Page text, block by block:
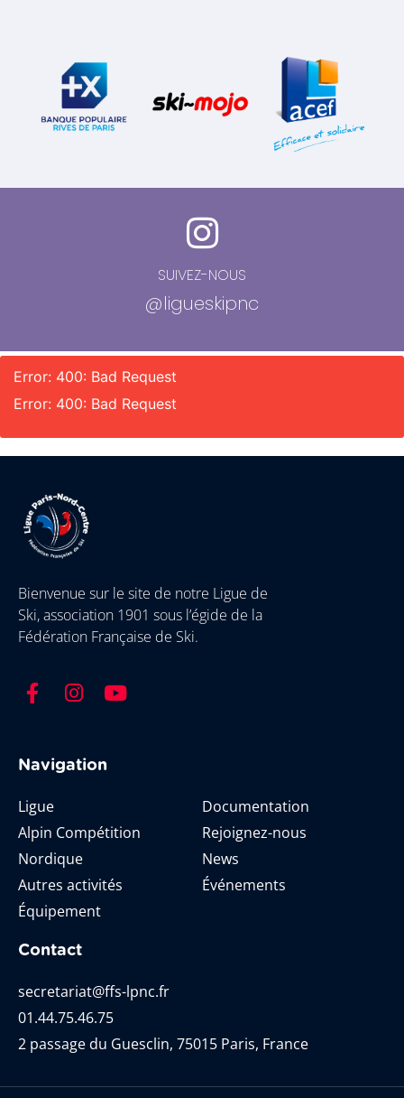
SUIVEZ-NOUS
@ligueskipnc
Error: 400: Bad Request
Error: 400: Bad Request
Bienvenue sur le site de notre Ligue de
Ski, association 1901 sous l’égide de la
Fédération Française de Ski.
Navigation
Ligue
Alpin Compétition
Nordique
Autres activités
Équipement
Documentation
Rejoignez-nous
News
Événements
Contact
secretariat@ffs-lpnc.fr
01.44.75.46.75
2 passage du Guesclin, 75015 Paris, France